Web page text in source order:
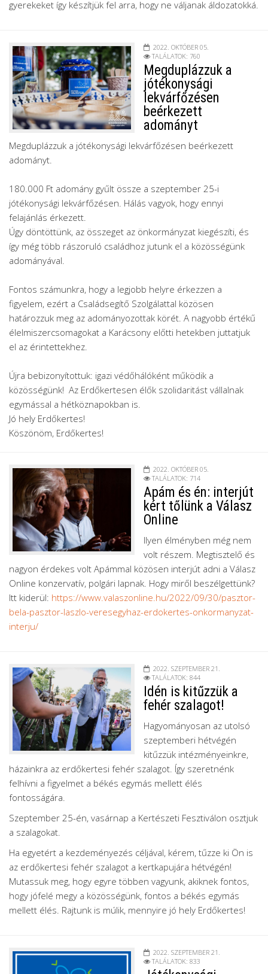
gyerekeket így készítjük fel arra, hogy ne váljanak áldozatokká.
2022. OKTÓBER 05.
TALÁLATOK: 760
Megduplázzuk a
jótékonysági
lekvárfőzésen
beérkezett
adományt
Megduplázzuk a jótékonysági lekvárfőzésen beérkezett
adományt.
180.000 Ft adomány gyűlt össze a szeptember 25-i
jótékonysági lekvárfőzésen. Hálás vagyok, hogy ennyi
felajánlás érkezett.
Úgy döntöttünk, az összeget az önkormányzat kiegészíti, és
így még több rászoruló családhoz jutunk el a közösségünk
adományával.
Fontos számunkra, hogy a legjobb helyre érkezzen a
figyelem, ezért a Családsegítő Szolgálattal közösen
határozzuk meg az adományozottak körét. A nagyobb értékű
élelmiszercsomagokat a Karácsony előtti hetekben juttatjuk
el az érintettekhez.
Újra bebizonyítottuk: igazi védőhálóként működik a
közösségünk! Az Erdőkertesen élők szolidaritást vállalnak
egymással a hétköznapokban is.
Jó hely Erdőkertes!
Köszönöm, Erdőkertes!
2022. OKTÓBER 05.
TALÁLATOK: 714
Apám és én: interjút
kért tőlünk a Válasz
Online
Ilyen élményben még nem
volt részem. Megtisztelő és
nagyon érdekes volt Apámmal közösen interjút adni a Válasz
Online konzervatív, polgári lapnak. Hogy miről beszélgettünk?
Itt kiderül: https://www.valaszonline.hu/2022/09/30/pasztor-
bela-pasztor-laszlo-veresegyhaz-erdokertes-onkormanyzat-
interju/
2022. SZEPTEMBER 21.
TALÁLATOK: 844
Idén is kitűzzük a
fehér szalagot!
Hagyományosan az utolsó
szeptemberi hétvégén
kitűzzük intézményeinkre,
házainkra az erdőkertesi fehér szalagot. Így szeretnénk
felhívni a figyelmet a békés egymás mellett élés
fontosságára.
Szeptember 25-én, vasárnap a Kertészeti Fesztiválon osztjuk
a szalagokat.
Ha egyetért a kezdeményezés céljával, kérem, tűzze ki Ön is
az erdőkertesi fehér szalagot a kertkapujára hétvégén!
Mutassuk meg, hogy egyre többen vagyunk, akiknek fontos,
hogy jófelé megy a közösségünk, fontos a békés egymás
mellett élés. Rajtunk is múlik, mennyire jó hely Erdőkertes!
2022. SZEPTEMBER 21.
TALÁLATOK: 833